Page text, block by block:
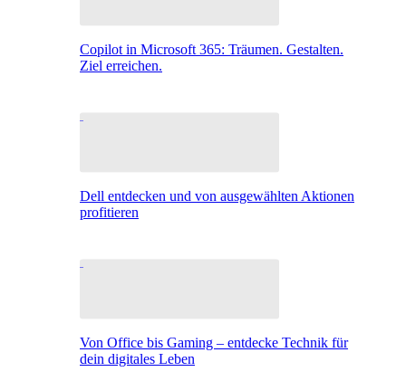
Copilot in Microsoft 365: Träumen. Gestalten.
Ziel erreichen.
Dell entdecken und von ausgewählten Aktionen
profitieren
Von Office bis Gaming – entdecke Technik für
dein digitales Leben